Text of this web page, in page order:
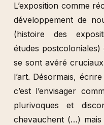
L’exposition comme
développement de
(histoire des
études postcoloniales)
se sont avéré
l’art. Désormais,
c’est l’envisager
plurivoques et
chevauchent (…)